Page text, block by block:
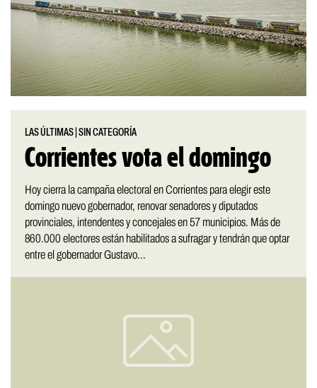
LAS ÚLTIMAS |SIN CATEGORÍA
Corrientes vota el domingo
Hoy cierra la campaña electoral en Corrientes para elegir este
domingo nuevo gobernador, renovar senadores y diputados
provinciales, intendentes y concejales en 57 municipios. Más de
860.000 electores están habilitados a sufragar y tendrán que optar
entre el gobernador Gustavo...